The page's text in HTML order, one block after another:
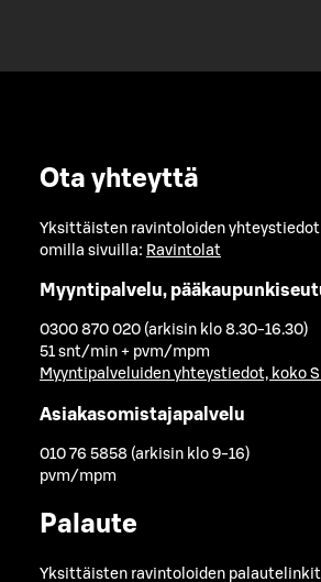
Ota yhteyttä
Yksittäisten ravintoloiden
omilla sivuilla: Ravintolat
Myyntipalvelu,
0300 870 020 (arkisin klo 8.30-16.30)
51 snt/min + pvm/mpm
Myyntipalveluiden yhteystiedot, koko
Asiakasomistajapalvelu
010 76 5858 (arkisin klo 9-16)
pvm/mpm
Palaute
Yksittäisten ravintoloiden